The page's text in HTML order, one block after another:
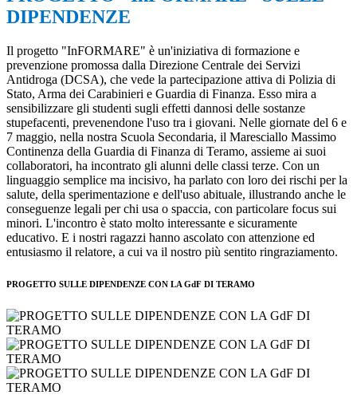
DIPENDENZE
Il progetto "InFORMARE" è un'iniziativa di formazione e
prevenzione promossa dalla Direzione Centrale dei Servizi
Antidroga (DCSA), che vede la partecipazione attiva di Polizia di
Stato, Arma dei Carabinieri e Guardia di Finanza. Esso mira a
sensibilizzare gli studenti sugli effetti dannosi delle sostanze
stupefacenti, prevenendone l'uso tra i giovani. Nelle giornate del 6 e
7 maggio, nella nostra Scuola Secondaria, il Maresciallo Massimo
Continenza della Guardia di Finanza di Teramo, assieme ai suoi
collaboratori, ha incontrato gli alunni delle classi terze. Con un
linguaggio semplice ma incisivo, ha parlato con loro dei rischi per la
salute, della sperimentazione e dell'uso abituale, illustrando anche le
conseguenze legali per chi usa o spaccia, con particolare focus sui
minori. L'incontro è stato molto interessante e sicuramente
educativo. E i nostri ragazzi hanno ascolato con attenzione ed
entusiasmo il relatore, a cui va il nostro più sentito ringraziamento.
PROGETTO SULLE DIPENDENZE CON LA GdF DI TERAMO